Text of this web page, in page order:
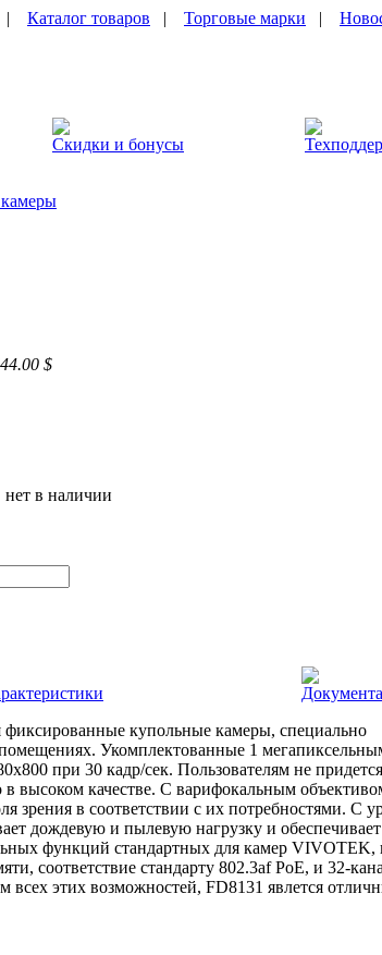
| Каталог товаров | Торговые марки |
Скидки и бонусы
$
нет в наличии
купольные камеры, специально
Укомплектованные 1
при 30 кадр/сек. Пользователям не
высоком качестве. С варифокальным
зрения в соответствии с их потребностями. С
дождевую и пылевую нагрузку и
функций стандартных для камер VIVOTEK,
соответствие стандарту 802.3af PoE, и 32-
этих возможностей, FD8131 явлется